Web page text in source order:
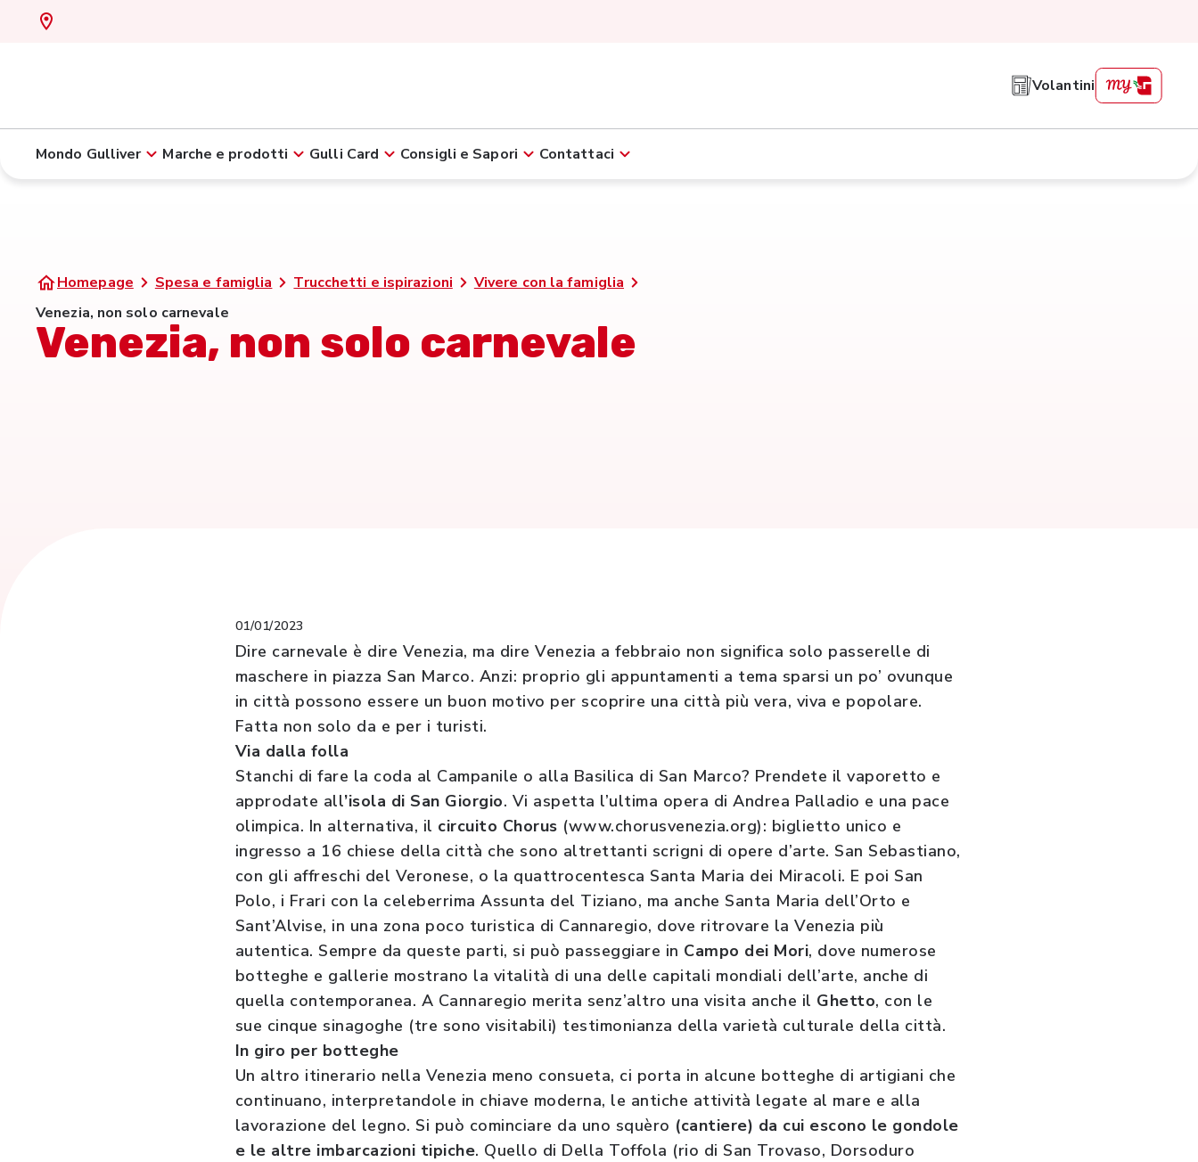
Volantini
Mondo Gulliver Marche e prodotti Gulli Card Consigli e Sapori Contattaci
Homepage Spesa e famiglia Trucchetti e ispirazioni
Vivere con la famiglia
Venezia, non solo carnevale
Venezia, non solo carnevale
01/01/2023
Dire carnevale è dire Venezia, ma dire Venezia a febbraio non significa solo passerelle di
maschere in piazza San Marco. Anzi: proprio gli appuntamenti a tema sparsi un po’ ovunque
in città possono essere un buon motivo per scoprire una città più vera, viva e popolare.
Fatta non solo da e per i turisti.
Via dalla folla
Stanchi di fare la coda al Campanile o alla Basilica di San Marco? Prendete il vaporetto e
approdate all’isola di San Giorgio. Vi aspetta l’ultima opera di Andrea Palladio e una pace
olimpica. In alternativa, il circuito Chorus (www.chorusvenezia.org): biglietto unico e
ingresso a 16 chiese della città che sono altrettanti scrigni di opere d’arte. San Sebastiano,
con gli affreschi del Veronese, o la quattrocentesca Santa Maria dei Miracoli. E poi San
Polo, i Frari con la celeberrima Assunta del Tiziano, ma anche Santa Maria dell’Orto e
Sant’Alvise, in una zona poco turistica di Cannaregio, dove ritrovare la Venezia più
autentica. Sempre da queste parti, si può passeggiare in Campo dei Mori, dove numerose
botteghe e gallerie mostrano la vitalità di una delle capitali mondiali dell’arte, anche di
quella contemporanea. A Cannaregio merita senz’altro una visita anche il Ghetto, con le
sue cinque sinagoghe (tre sono visitabili) testimonianza della varietà culturale della città.
In giro per botteghe
Un altro itinerario nella Venezia meno consueta, ci porta in alcune botteghe di artigiani che
continuano, interpretandole in chiave moderna, le antiche attività legate al mare e alla
lavorazione del legno. Si può cominciare da uno squèro (cantiere) da cui escono le gondole
e le altre imbarcazioni tipiche. Quello di Della Toffola (rio di San Trovaso, Dorsoduro